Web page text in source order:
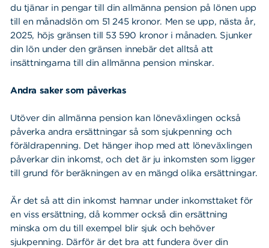
du tjänar in pengar till din allmänna pension på lönen upp
till en månadslön om 51 245 kronor. Men se upp, nästa år,
2025, höjs gränsen till 53 590 kronor i månaden. Sjunker
din lön under den gränsen innebär det alltså att
insättningarna till din allmänna pension minskar.
Andra saker som påverkas
Utöver din allmänna pension kan löneväxlingen också
påverka andra ersättningar så som sjukpenning och
föräldrapenning. Det hänger ihop med att löneväxlingen
påverkar din inkomst, och det är ju inkomsten som ligger
till grund för beräkningen av en mängd olika ersättningar.
Är det så att din inkomst hamnar under inkomsttaket för
en viss ersättning, då kommer också din ersättning
minska om du till exempel blir sjuk och behöver
sjukpenning. Därför är det bra att fundera över din